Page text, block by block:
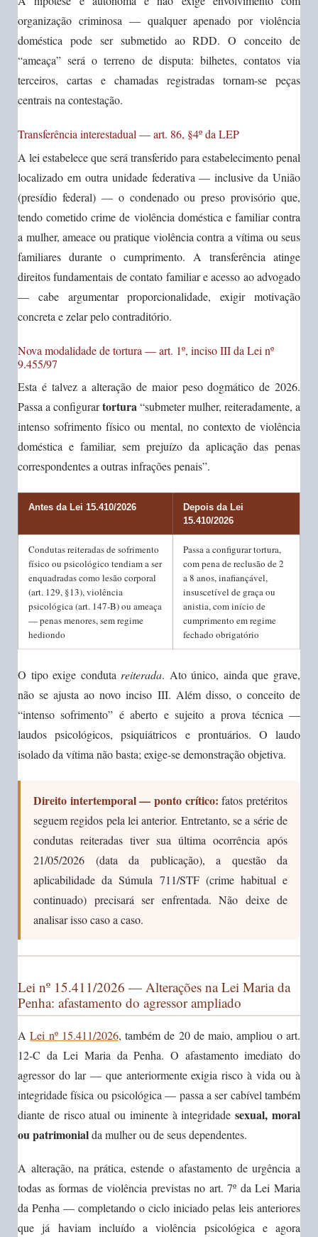
organização criminosa — qualquer apenado por violência
doméstica pode ser submetido ao RDD. O conceito de
“ameaça” será o terreno de disputa: bilhetes, contatos via
terceiros, cartas e chamadas registradas tornam-se peças
centrais na contestação.
Transferência interestadual — art. 86, §4º da LEP
A lei estabelece que será transferido para estabelecimento penal
localizado em outra unidade federativa — inclusive da União
(presídio federal) — o condenado ou preso provisório que,
tendo cometido crime de violência doméstica e familiar contra
a mulher, ameace ou pratique violência contra a vítima ou seus
familiares durante o cumprimento. A transferência atinge
direitos fundamentais de contato familiar e acesso ao advogado
— cabe argumentar proporcionalidade, exigir motivação
concreta e zelar pelo contraditório.
Nova modalidade de tortura — art. 1º, inciso III da Lei nº
9.455/97
Esta é talvez a alteração de maior peso dogmático de 2026.
Passa a configurartortura“submeter mulher, reiteradamente, a
intenso sofrimento físico ou mental, no contexto de violência
doméstica e familiar, sem prejuízo da aplicação das penas
correspondentes a outras infrações penais”.
Antes da Lei 15.410/2026
Depois da Lei
15.410/2026
Condutas reiteradas de sofrimento
físico ou psicológico tendiam a ser
enquadradas como lesão corporal
(art. 129, §13), violência
psicológica (art. 147-B) ou ameaça
— penas menores, sem regime
hediondo
Passa a configurar tortura,
com pena de reclusão de 2
a 8 anos, inafiançável,
insuscetível de graça ou
anistia, com início de
cumprimento em regime
fechado obrigatório
O tipo exige conduta reiterada. Ato único, ainda que grave,
não se ajusta ao novo inciso III. Além disso, o conceito de
“intenso sofrimento” é aberto e sujeito a prova técnica —
laudos psicológicos, psiquiátricos e prontuários. O laudo
isolado da vítima não basta; exige-se demonstração objetiva.
Direito intertemporal — ponto crítico: fatos pretéritos
seguem regidos pela lei anterior. Entretanto, se a série de
condutas reiteradas tiver sua última ocorrência após
21/05/2026 (data da publicação), a questão da
aplicabilidade da Súmula 711/STF (crime habitual e
continuado) precisará ser enfrentada. Não deixe de
analisar isso caso a caso.
Lei nº 15.411/2026 — Alterações na Lei Maria da
Penha: afastamento do agressor ampliado
ALei nº 15.411/2026, também de 20 de maio, ampliou o art.
12-C da Lei Maria da Penha. O afastamento imediato do
agressor do lar — que anteriormente exigia risco à vida ou à
integridade física ou psicológica — passa a ser cabível também
diante de risco atual ou iminente à integridadesexual, moral
ou patrimonialda mulher ou de seus dependentes.
A alteração, na prática, estende o afastamento de urgência a
todas as formas de violência previstas no art. 7º da Lei Maria
da Penha — completando o ciclo iniciado pelas leis anteriores
que já haviam incluído a violência psicológica e agora